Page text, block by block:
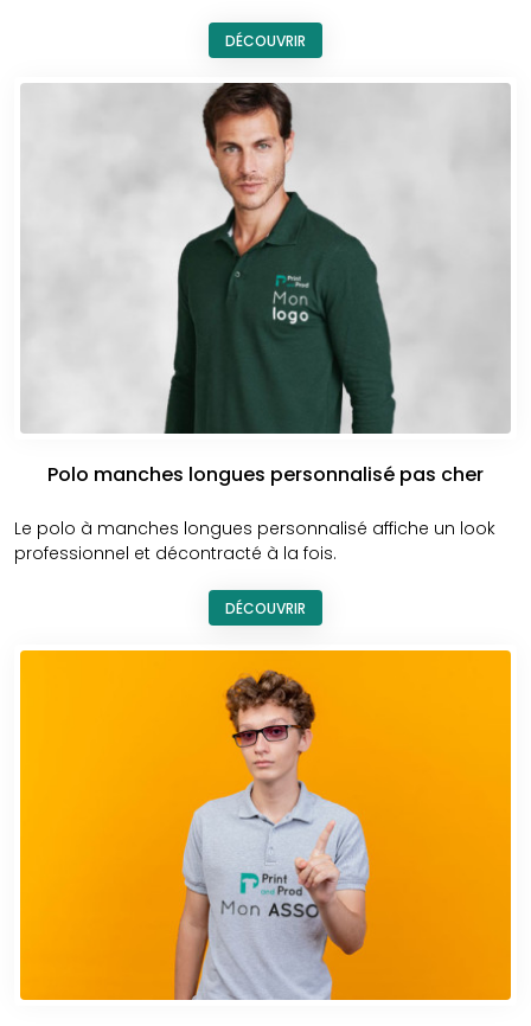
conseiller, établir un devis personnalisé, ou vous aider à
concevoir un modèle sur mesure adapté à vos objectifs.
d’information
, d’échantillons ou de réalisation.
DÉCOUVRIR
Polo manches longues personnalisé pas cher
Le polo à manches longues personnalisé affiche un look
professionnel et décontracté à la fois.
DÉCOUVRIR